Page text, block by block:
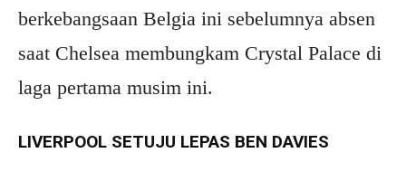
berkebangsaan Belgia ini sebelumnya absen
saat Chelsea membungkam Crystal Palace di
laga pertama musim ini.
LIVERPOOL SETUJU LEPAS BEN DAVIES